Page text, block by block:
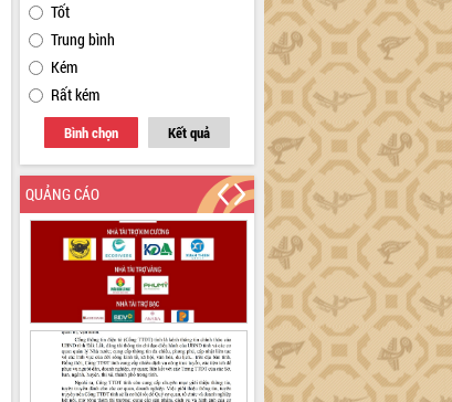
Tốt
Trung bình
Kém
Rất kém
Bình chọn Kết quả
QUẢNG CÁO